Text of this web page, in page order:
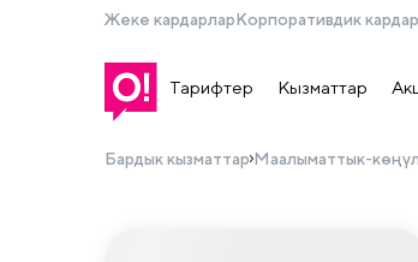
Жеке кардарларКорпоративдик
Тарифтер Кызматтар
Бардык кызматтар Маалыматтык-көңүл